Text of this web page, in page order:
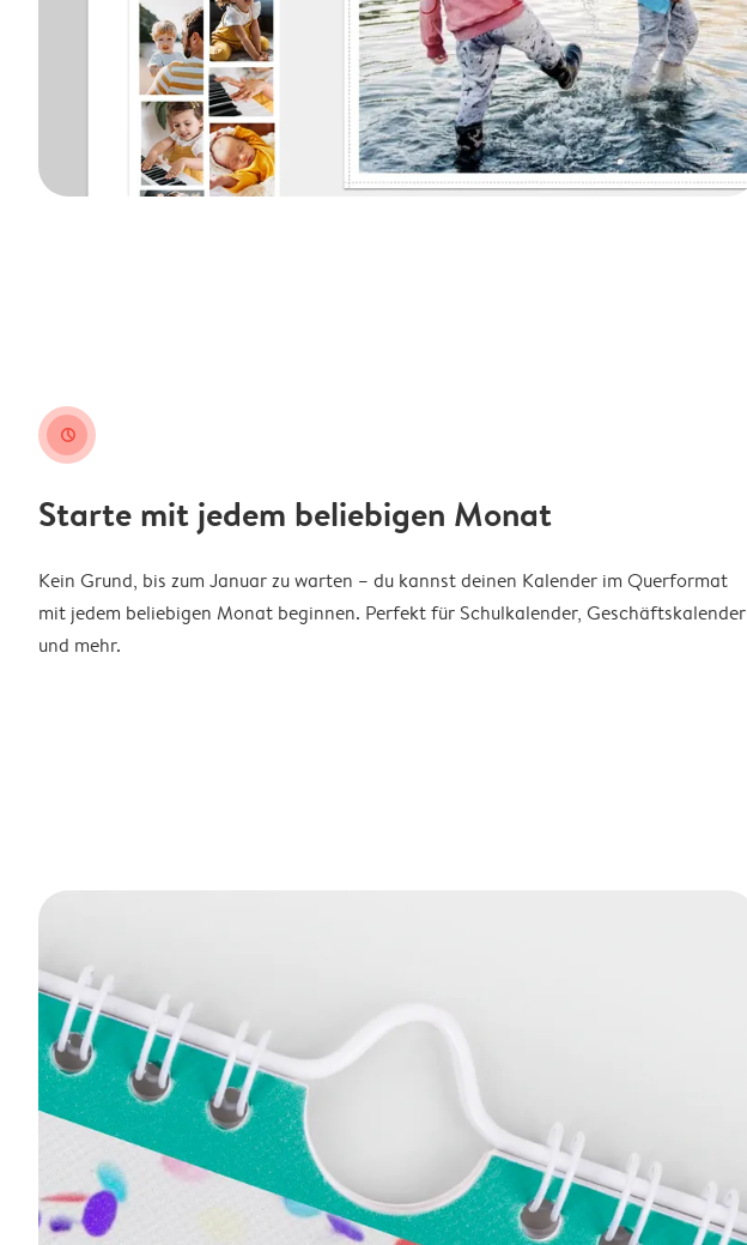
clock
Starte mit jedem beliebigen Monat
Kein Grund, bis zum Januar zu warten – du kannst deinen Kalender im Querformat
mit jedem beliebigen Monat beginnen. Perfekt für Schulkalender, Geschäftskalender
und mehr.